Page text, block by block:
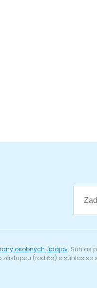
osobných údajov. Súhlas
zástupcu (rodiča) o súhlas